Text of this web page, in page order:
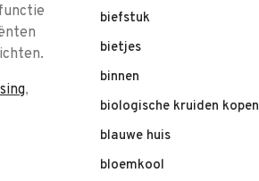
,
biefstuk
bietjes
binnen
biologische kruiden kopen
blauwe huis
bloemkool